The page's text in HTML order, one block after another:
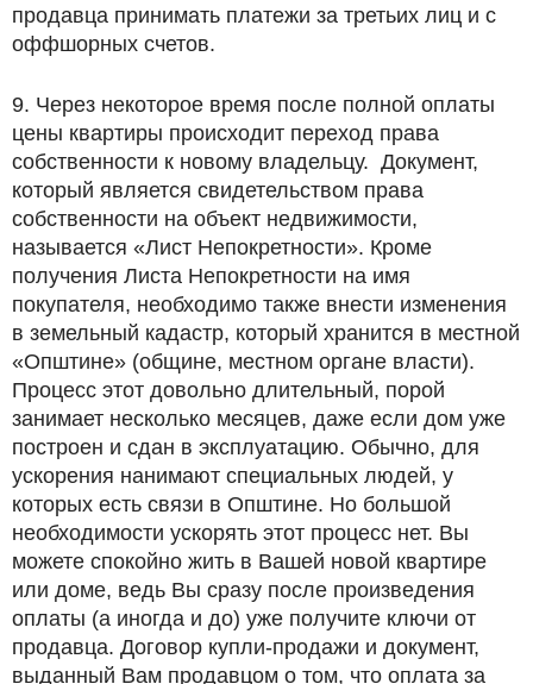
продавца принимать платежи за третьих лиц и с
оффшорных счетов.
9. Через некоторое время после полной оплаты
цены квартиры происходит переход права
собственности к новому владельцу. Документ,
который является свидетельством права
собственности на объект недвижимости,
называется «Лист Непокретности». Кроме
получения Листа Непокретности на имя
покупателя, необходимо также внести изменения
в земельный кадастр, который хранится в местной
«Општине» (общине, местном органе власти).
Процесс этот довольно длительный, порой
занимает несколько месяцев, даже если дом уже
построен и сдан в эксплуатацию. Обычно, для
ускорения нанимают специальных людей, у
которых есть связи в Општине. Но большой
необходимости ускорять этот процесс нет. Вы
можете спокойно жить в Вашей новой квартире
или доме, ведь Вы сразу после произведения
оплаты (а иногда и до) уже получите ключи от
продавца. Договор купли-продажи и документ,
выданный Вам продавцом о том, что оплата за